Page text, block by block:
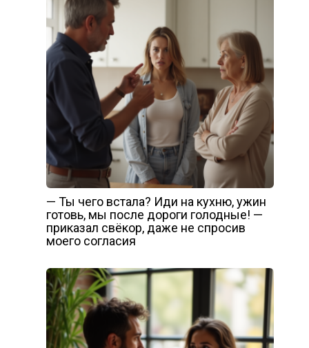
— Ты чего встала? Иди на кухню, ужин
готовь, мы после дороги голодные! —
приказал свёкор, даже не спросив
моего согласия